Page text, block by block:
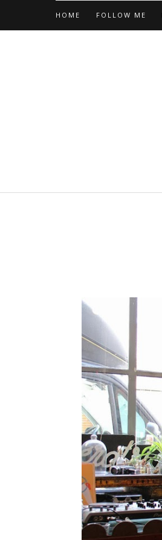
HOME FOLLOW ME